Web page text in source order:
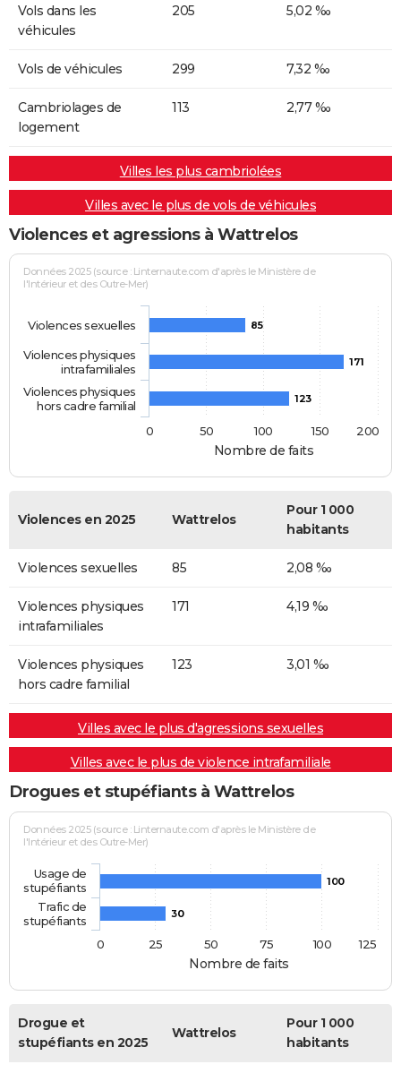
Vols dans les
véhicules
205 5,02 ‰
Vols de véhicules 299 7,32 ‰
Cambriolages de
logement
113 2,77 ‰
Villes les plus cambriolées
Villes avec le plus de vols de véhicules
Violences et agressions à Wattrelos
Nombre de faits
Données 2025 (source : Linternaute.com d'après le Ministère de
l'Intérieur et des Outre-Mer)
85
171
123
Violences sexuelles
Violences physiques
intrafamiliales
Violences physiques
hors cadre familial
0
50 100 150 200
Violences en 2025 Wattrelos
Pour 1 000
habitants
Violences sexuelles 85 2,08 ‰
Violences physiques
intrafamiliales
171 4,19 ‰
Violences physiques
hors cadre familial
123 3,01 ‰
Villes avec le plus d'agressions sexuelles
Villes avec le plus de violence intrafamiliale
Drogues et stupéfiants à Wattrelos
Nombre de faits
Données 2025 (source : Linternaute.com d'après le Ministère de
l'Intérieur et des Outre-Mer)
100
30
Usage de
stupéfiants
Trafic de
stupéfiants
0
100
25 50 75 125
Drogue et
stupéfiants en 2025
Wattrelos
Pour 1 000
habitants